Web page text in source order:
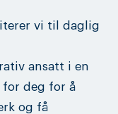
vi til daglig
ansatt i en
deg for å
og få